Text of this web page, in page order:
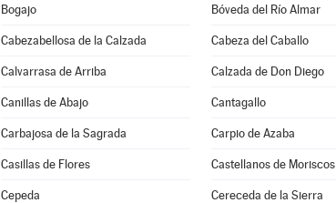
Bogajo Bóveda del Río Almar
Cabezabellosa de la Calzada Cabeza del Caballo
Calvarrasa de Arriba Calzada de Don Diego
Canillas de Abajo Cantagallo
Carbajosa de la Sagrada Carpio de Azaba
Casillas de Flores Castellanos de Moriscos
Cepeda Cereceda de la Sierra